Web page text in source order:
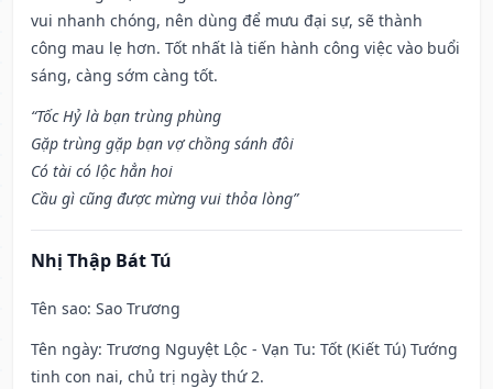
vui nhanh chóng, nên dùng để mưu đại sự, sẽ thành
công mau lẹ hơn. Tốt nhất là tiến hành công việc vào buổi
sáng, càng sớm càng tốt.
“Tốc Hỷ là bạn trùng phùng
Gặp trùng gặp bạn vợ chồng sánh đôi
Có tài có lộc hẳn hoi
Cầu gì cũng được mừng vui thỏa lòng”
Nhị Thập Bát Tú
Tên sao: Sao Trương
Tên ngày: Trương Nguyệt Lộc - Vạn Tu: Tốt (Kiết Tú) Tướng
tinh con nai, chủ trị ngày thứ 2.